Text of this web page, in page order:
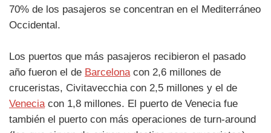
70% de los pasajeros se concentran en el Mediterráneo
Occidental.
Los puertos que más pasajeros recibieron el pasado
año fueron el de Barcelonacon 2,6 millones de
cruceristas, Civitavecchia con 2,5 millones y el de
Veneciacon 1,8 millones. El puerto de Venecia fue
también el puerto con más operaciones de turn-around